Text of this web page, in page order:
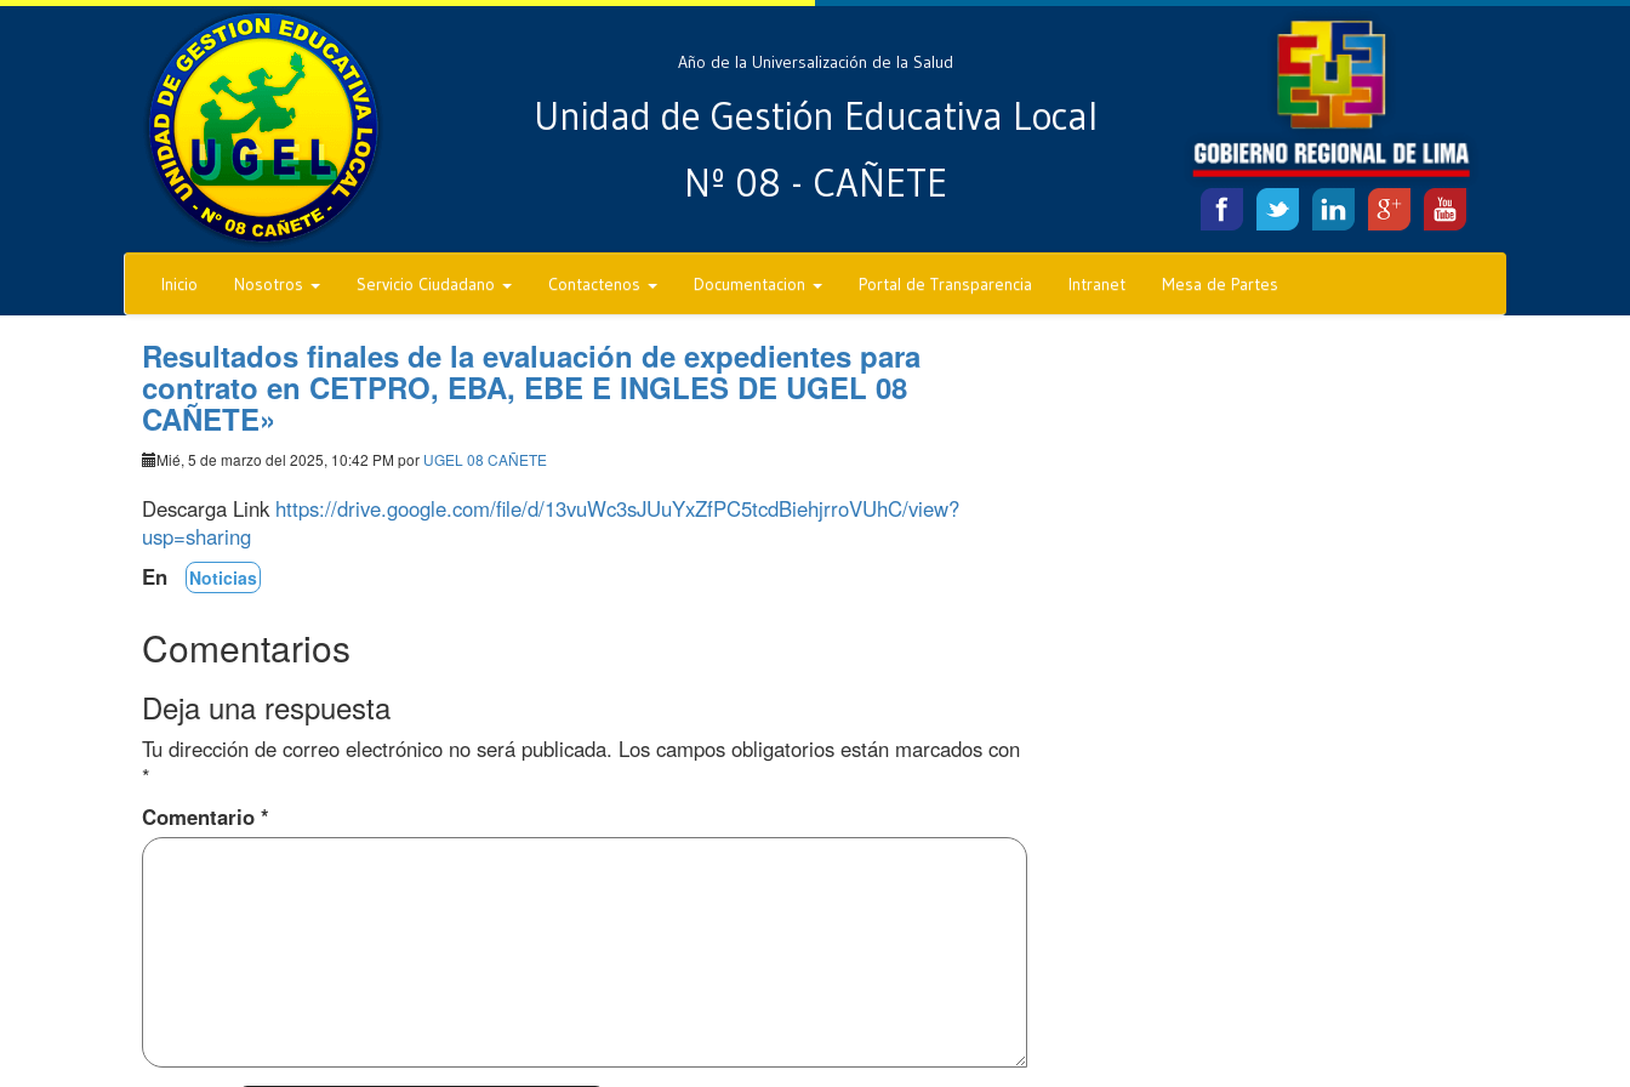
Año de la Universalización de la Salud
Unidad de Gestión Educativa Local
Nº 08 - CAÑETE
Inicio Nosotros Servicio Ciudadano Contactenos Documentacion Portal de Transparencia Intranet Mesa de Partes
Resultados finales de la evaluación de expedientes para
contrato en CETPRO, EBA, EBE E INGLES DE UGEL 08
CAÑETE»
Mié, 5 de marzo del 2025, 10:42 PM por UGEL 08 CAÑETE
Descarga Link https://drive.google.com/file/d/13vuWc3sJUuYxZfPC5tcdBiehjrroVUhC/view?
usp=sharing
En
Noticias
Comentarios
Deja una respuesta
Tu dirección de correo electrónico no será publicada. Los campos obligatorios están marcados con
*
Comentario *